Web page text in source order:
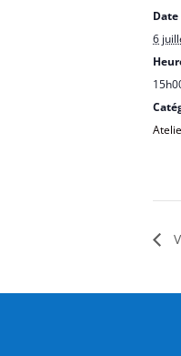
Date
6